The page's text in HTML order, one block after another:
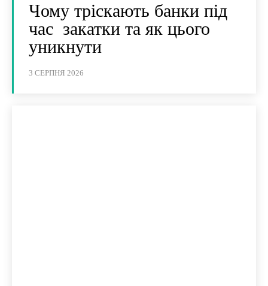
Чому тріскають банки під
час закатки та як цього
уникнути
3 СЕРПНЯ 2026